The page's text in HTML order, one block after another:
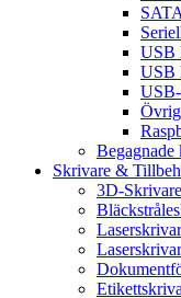
USB
USB
Begagnade
Skrivare &
3D-Skrivare